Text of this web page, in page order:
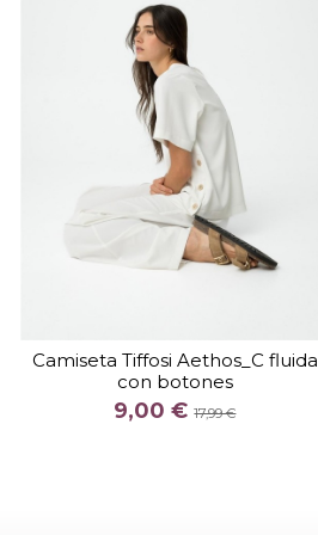
Camiseta Tiffosi Aethos_C fluida
con botones
9,00 €17,99 €
COLOR
BLANCO